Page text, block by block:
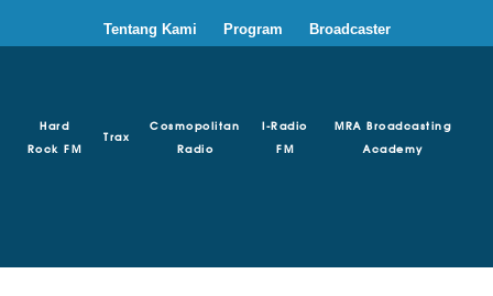
Tentang Kami Program Broadcaster
Hard
Rock FM
Trax
Cosmopolitan
Radio
I-Radio
FM
MRA Broadcasting
Academy